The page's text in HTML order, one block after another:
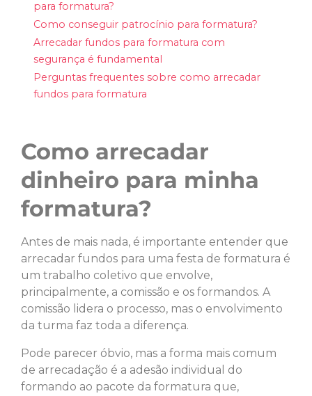
para formatura?
Como conseguir patrocínio para formatura?
Arrecadar fundos para formatura com
segurança é fundamental
Perguntas frequentes sobre como arrecadar
fundos para formatura
Como arrecadar
dinheiro para minha
formatura?
Antes de mais nada, é importante entender que
arrecadar fundos para uma festa de formatura é
um trabalho coletivo que envolve,
principalmente, a comissão e os formandos. A
comissão lidera o processo, mas o envolvimento
da turma faz toda a diferença.
Pode parecer óbvio, mas a forma mais comum
de arrecadação é a adesão individual do
formando ao pacote da formatura que,